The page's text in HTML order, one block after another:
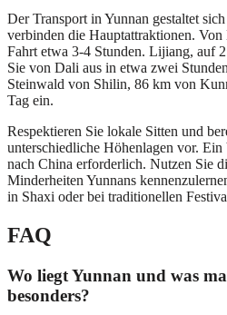
Der Transport in Yunnan gestaltet
verbinden die Hauptattraktionen.
Fahrt etwa 3-4 Stunden. Lijiang, auf
Sie von Dali aus in etwa zwei
Steinwald von Shilin, 86 km von
Tag ein.
Respektieren Sie lokale Sitten und
unterschiedliche Höhenlagen vor.
nach China erforderlich. Nutzen Sie
Minderheiten Yunnans
in Shaxi oder bei traditionellen
FAQ
Wo liegt Yunnan und was
besonders?